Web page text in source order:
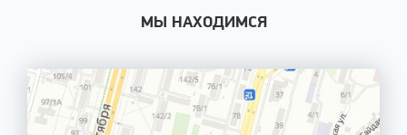
МЫ НАХОДИМСЯ